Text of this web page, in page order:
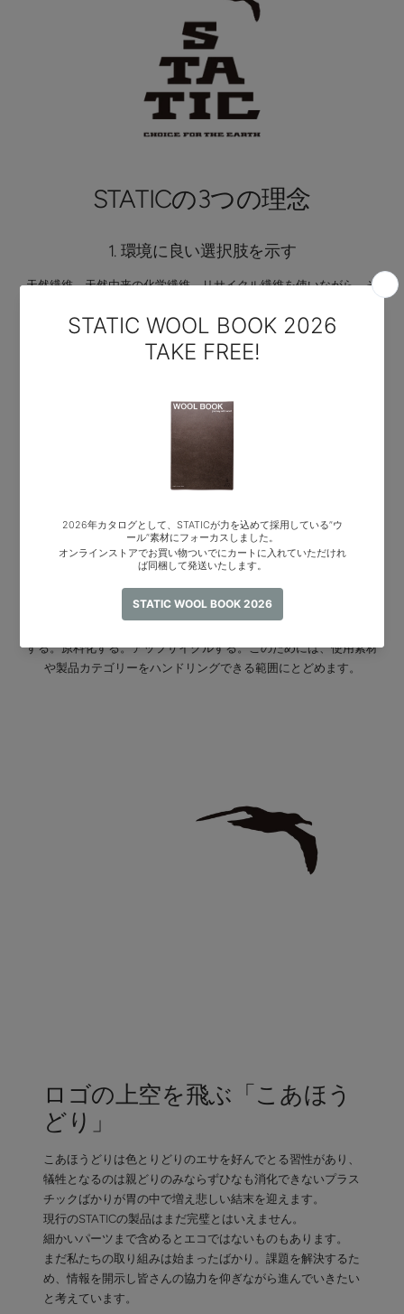
STATICの3つの理念
1. 環境に良い選択肢を示す
天然繊維、天然由来の化学繊維、リサイクル繊維を使いながら、そ
地の場合、使用後はリサイクルが難しくゴミになるため、できるだ
け単素材で作られた生地を使います。
製造業は、製品の原料調達から、ユーザーが捨てるまでの全ての工
装しないこと、製造工程の環境性のチェックなどもその一環です。
傘の下にあります。
3.捨てないアパレル
製造時の裁断ゴミ、使わなかった生地、テスト用生地、製品そのも
する。原料化する。アップサイクルする。このためには、使用素材
や製品カテゴリーをハンドリングできる範囲にとどめます。
ロゴの上空を飛ぶ「こあほう
どり」
こあほうどりは色とりどりのエサを好んでとる習性があり、
犠牲となるのは親どりのみならずひなも消化できないプラス
チックばかりが胃の中で増え悲しい結末を迎えます。
現行のSTATICの製品はまだ完璧とはいえません。
細かいパーツまで含めるとエコではないものもあります。
まだ私たちの取り組みは始まったばかり。課題を解決するた
め、情報を開示し皆さんの協力を仰ぎながら進んでいきたい
と考えています。